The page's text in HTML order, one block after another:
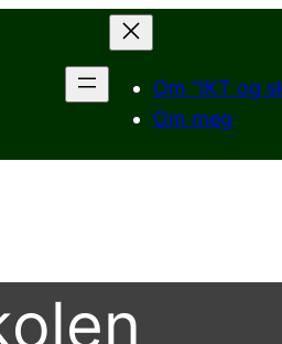
Om “IKT og
Om meg